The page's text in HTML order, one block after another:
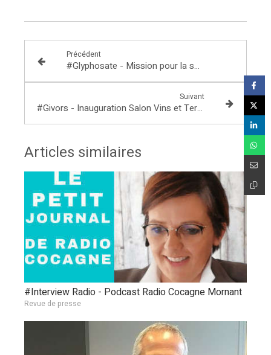
Précédent
#Glyphosate - Mission pour la sortie : audition de Brune Poirson
Suivant
#Givors - Inauguration Salon Vins et Terroir du SOG Rugby
Articles similaires
#Interview Radio - Podcast Radio Cocagne Mornant
Revue de presse